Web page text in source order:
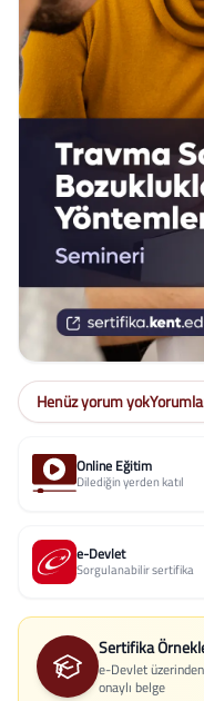
Henüz yorum yok
Online Eğitim
Dilediğin yerden katıl
e-Devlet
Sorgulanabilir sertifika
Sertifika
e-Devlet
onaylı belge